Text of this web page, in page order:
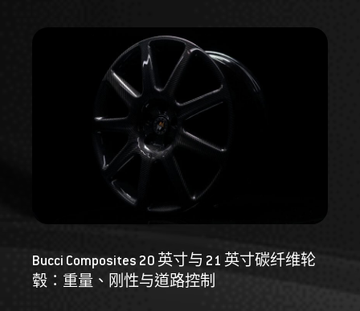
Bucci Composites 20 英寸与 21 英寸碳纤维轮
毂：重量、刚性与道路控制